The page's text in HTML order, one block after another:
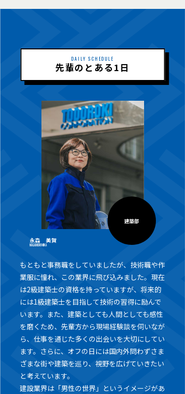
建築部
永森 美賀
NAGAMORI MIKA
もともと事務職をしていましたが、技術職や作
業服に憧れ、この業界に飛び込みました。現在
は2級建築士の資格を持っていますが、将来的
には1級建築士を目指して技術の習得に励んで
います。また、建築としても人間としても感性
を磨くため、先輩方から現場経験談を伺いなが
ら、仕事を通じた多くの出会いを大切にしてい
ます。さらに、オフの日には国内外問わずさま
ざまな街や建築を巡り、視野を広げていきたい
と考えています。
建設業界は「男性の世界」というイメージがあ
DAILY SCHEDULE
先輩のとある1日